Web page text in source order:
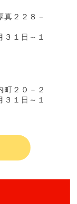
真２２８－
１日～１
町２０－２
１日～１